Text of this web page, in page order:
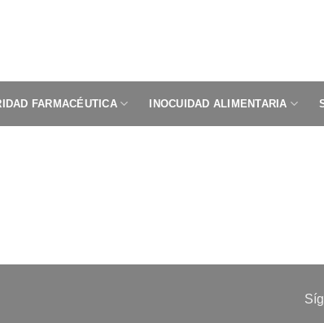
FARMACÉUTICA INOCUIDAD ALIMENTARIA